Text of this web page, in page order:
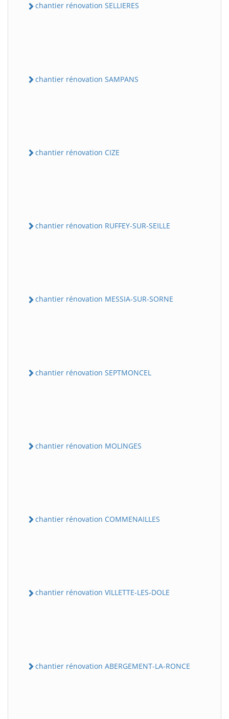
chantier rénovation SELLIERES
chantier rénovation SAMPANS
chantier rénovation CIZE
chantier rénovation RUFFEY-SUR-SEILLE
chantier rénovation MESSIA-SUR-SORNE
chantier rénovation SEPTMONCEL
chantier rénovation MOLINGES
chantier rénovation COMMENAILLES
chantier rénovation VILLETTE-LES-DOLE
chantier rénovation ABERGEMENT-LA-RONCE